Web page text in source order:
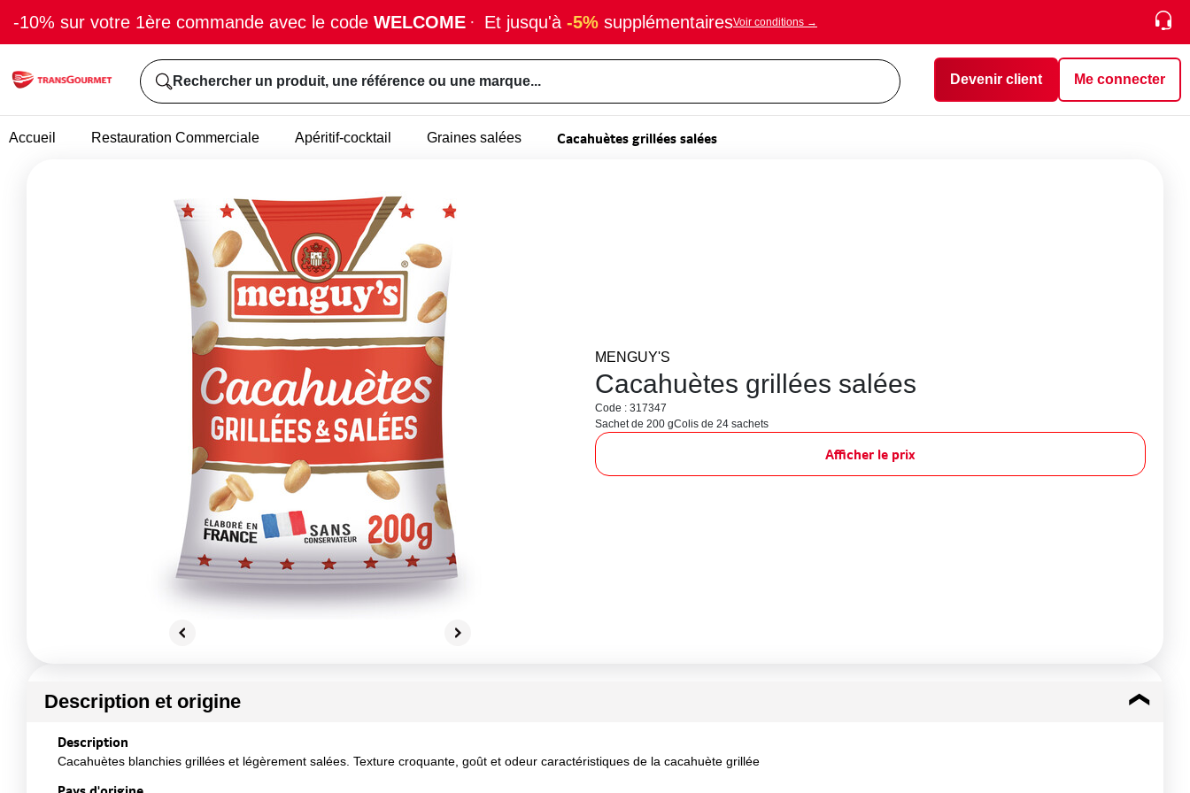
-10% sur votre 1ère commande avec le code WELCOME · Et jusqu'à -5% supplémentairesVoir conditions →
Rechercher un produit, une référence ou une marque... Devenir client Me connecter
Accueil Restauration Commerciale Apéritif-cocktail Graines salées Cacahuètes grillées salées
MENGUY'S
Cacahuètes grillées salées
Code : 317347
Sachet de 200 gColis de 24 sachets
Afficher le prix
Description et origine
Description
Cacahuètes blanchies grillées et légèrement salées. Texture croquante, goût et odeur caractéristiques de la cacahuète grillée